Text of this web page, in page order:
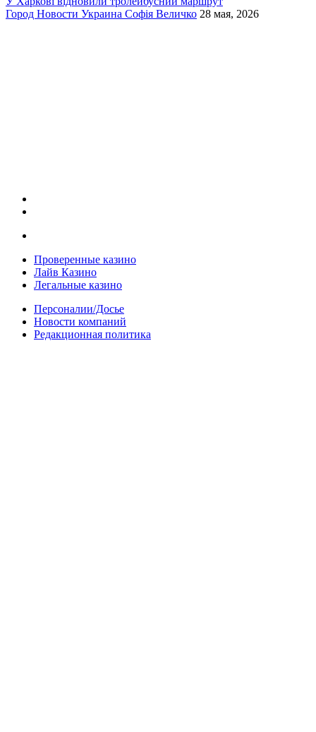
Город Новости Украина Софія Величко 28 мая, 2026
Проверенные казино
Лайв Казино
Легальные казино
Персоналии/Досье
Новости компаний
Редакционная политика